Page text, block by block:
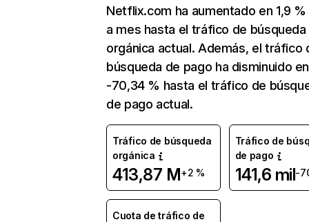
Netflix.com ha aumentado en 1,9
a mes hasta el tráfico de búsqueda
orgánica actual. Además, el tráfico
búsqueda de pago ha disminuido en
-70,34 % hasta el tráfico de
de pago actual.
Tráfico de búsqueda
orgánica
413,87 M+2 %
Tráfico de
de pago
141,6 mil-
Cuota de tráfico de